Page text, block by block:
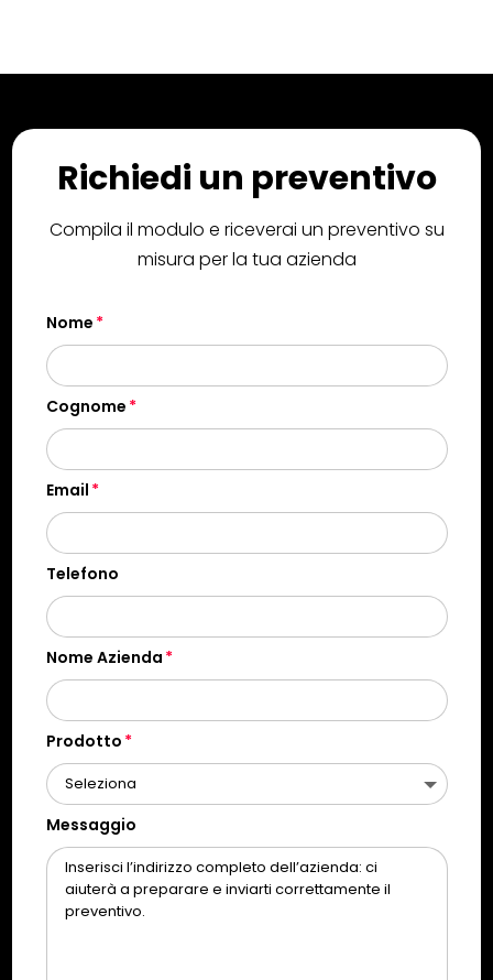
Richiedi un preventivo
Compila il modulo e riceverai un preventivo su
misura per la tua azienda
Nome
Cognome
Email
Telefono
Nome Azienda
Prodotto
Messaggio